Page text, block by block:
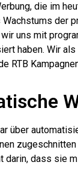
die im
der
uns mit
haben. Wir als
RTB
über
darin, dass sie